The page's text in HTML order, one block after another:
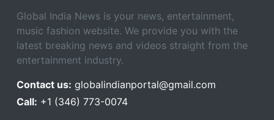
Global India News is your news, entertainment,
music fashion website. We provide you with the
latest breaking news and videos straight from the
entertainment industry.
Contact us: globalindianportal@gmail.com
Call: +1 (346) 773-0074